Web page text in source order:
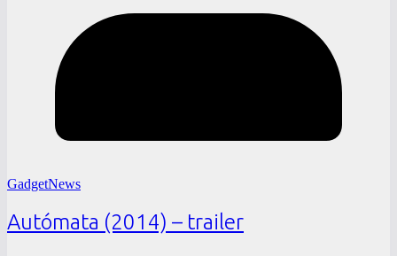
GadgetNews
Autómata (2014) – trailer